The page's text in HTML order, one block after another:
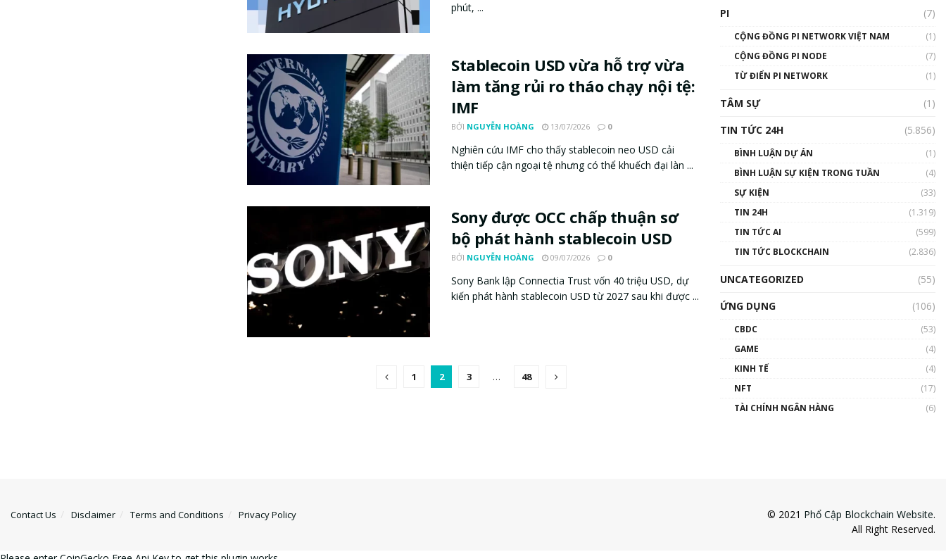
phút, ...
Stablecoin USD vừa hỗ trợ vừa
làm tăng rủi ro tháo chạy nội tệ:
IMF
BỞI NGUYỄN HOÀNG 13/07/2026 0
Nghiên cứu IMF cho thấy stablecoin neo USD cải
thiện tiếp cận ngoại tệ nhưng có thể khuếch đại làn ...
Sony được OCC chấp thuận sơ
bộ phát hành stablecoin USD
BỞI NGUYỄN HOÀNG 09/07/2026 0
Sony Bank lập Connectia Trust vốn 40 triệu USD, dự
kiến phát hành stablecoin USD từ 2027 sau khi được ...
1 2 3 … 48
PI (7)
CỘNG ĐỒNG PI NETWORK VIỆT NAM
(1)
CỘNG ĐỒNG PI NODE
(7)
TỪ ĐIỂN PI NETWORK
(1)
TÂM SỰ
(1)
TIN TỨC 24H
(5.856)
BÌNH LUẬN DỰ ÁN
(1)
BÌNH LUẬN SỰ KIỆN TRONG TUẦN
(4)
SỰ KIỆN
(33)
TIN 24H
(1.319)
TIN TỨC AI
(599)
TIN TỨC BLOCKCHAIN
(2.836)
UNCATEGORIZED
(55)
ỨNG DỤNG
(106)
CBDC
(53)
GAME
(4)
KINH TẾ
(4)
NFT
(17)
TÀI CHÍNH NGÂN HÀNG
(6)
Contact Us Disclaimer Terms and Conditions Privacy Policy © 2021 Phổ Cập Blockchain Website.
All Right Reserved.